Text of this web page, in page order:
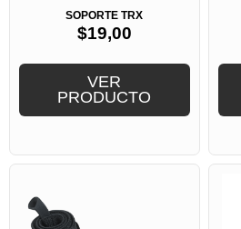
SOPORTE TRX
$19,00
VER
PRODUCTO